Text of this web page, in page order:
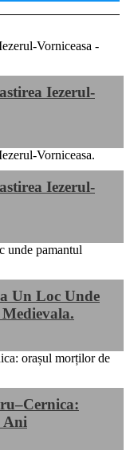
Iezerul-
Iezerul-
Un Loc Unde
Ani